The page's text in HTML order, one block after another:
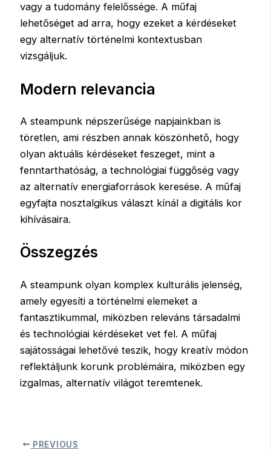
vagy a tudomány felelőssége. A műfaj
lehetőséget ad arra, hogy ezeket a kérdéseket
egy alternatív történelmi kontextusban
vizsgáljuk.
Modern relevancia
A steampunk népszerűsége napjainkban is
töretlen, ami részben annak köszönhető, hogy
olyan aktuális kérdéseket feszeget, mint a
fenntarthatóság, a technológiai függőség vagy
az alternatív energiaforrások keresése. A műfaj
egyfajta nosztalgikus választ kínál a digitális kor
kihívásaira.
Összegzés
A steampunk olyan komplex kulturális jelenség,
amely egyesíti a történelmi elemeket a
fantasztikummal, miközben releváns társadalmi
és technológiai kérdéseket vet fel. A műfaj
sajátosságai lehetővé teszik, hogy kreatív módon
reflektáljunk korunk problémáira, miközben egy
izgalmas, alternatív világot teremtenek.
PREVIOUS